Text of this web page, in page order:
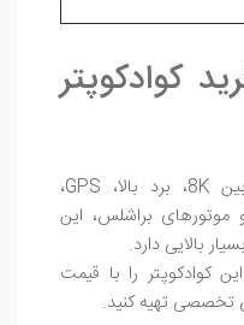
کوادکوپتر
با توجه به امکاناتی مانند دوربین 8K، برد بالا، GPS،
موتورهای براشلس، این
بالایی دارد.
کوادکوپتر را با قیمت
تخصصی تهیه کنید.